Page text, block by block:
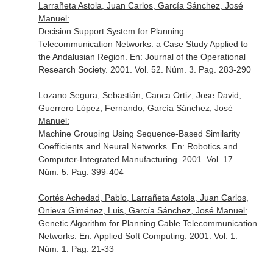
Larrañeta Astola, Juan Carlos, García Sánchez, José
Manuel:
Decision Support System for Planning
Telecommunication Networks: a Case Study Applied to
the Andalusian Region. En: Journal of the Operational
Research Society. 2001. Vol. 52. Núm. 3. Pag. 283-290
Lozano Segura, Sebastián, Canca Ortiz, Jose David,
Guerrero López, Fernando, García Sánchez, José
Manuel:
Machine Grouping Using Sequence-Based Similarity
Coefficients and Neural Networks. En: Robotics and
Computer-Integrated Manufacturing . 2001. Vol. 17.
Núm. 5. Pag. 399-404
Cortés Achedad, Pablo, Larrañeta Astola, Juan Carlos,
Onieva Giménez, Luis, García Sánchez, José Manuel:
Genetic Algorithm for Planning Cable Telecommunication
Networks. En: Applied Soft Computing . 2001. Vol. 1.
Núm. 1. Pag. 21-33